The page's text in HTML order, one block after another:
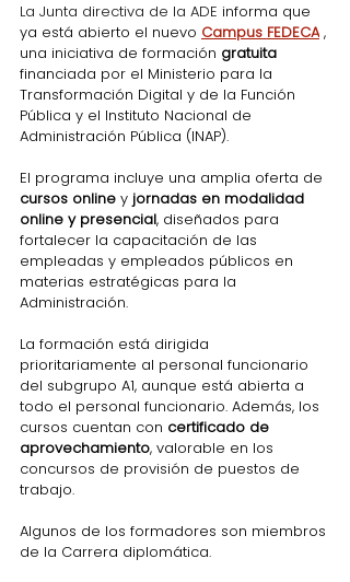
La Junta directiva de la ADE informa que
ya está abierto el nuevo Campus FEDECA ,
una iniciativa de formación gratuita
financiada por el Ministerio para la
Transformación Digital y de la Función
Pública y el Instituto Nacional de
Administración Pública (INAP).
El programa incluye una amplia oferta de
cursos online y jornadas en modalidad
online y presencial, diseñados para
fortalecer la capacitación de las
empleadas y empleados públicos en
materias estratégicas para la
Administración.
La formación está dirigida
prioritariamente al personal funcionario
del subgrupo A1, aunque está abierta a
todo el personal funcionario. Además, los
cursos cuentan con certificado de
aprovechamiento, valorable en los
concursos de provisión de puestos de
trabajo.
Algunos de los formadores son miembros
de la Carrera diplomática.